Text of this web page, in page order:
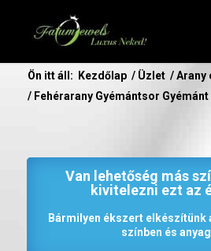
Ön itt áll: Kezdőlap / Üzlet / Arany
/ Fehérarany Gyémántsor Gyémánt
Van lehetőség más
kivitelezni ezt az
Bármilyen ékszert elkészítünk
színben és